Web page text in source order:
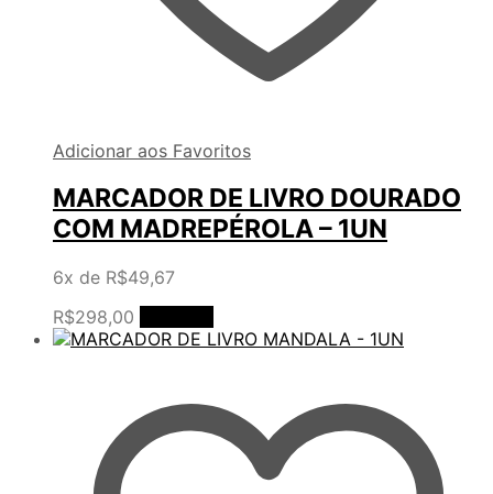
Adicionar aos Favoritos
MARCADOR DE LIVRO DOURADO
COM MADREPÉROLA – 1UN
6x de R$49,67
R$298,00